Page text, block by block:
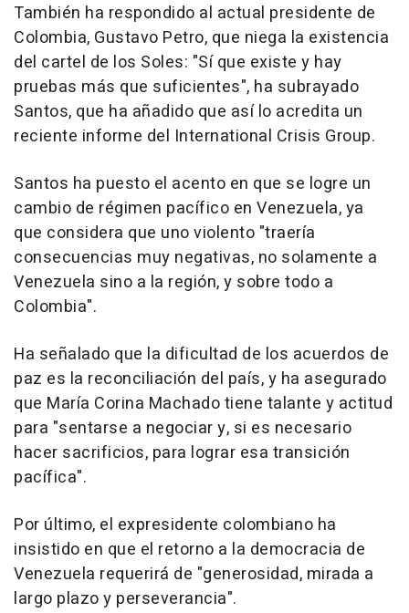
También ha respondido al actual presidente de
Colombia, Gustavo Petro, que niega la existencia
del cartel de los Soles: "Sí que existe y hay
pruebas más que suficientes", ha subrayado
Santos, que ha añadido que así lo acredita un
reciente informe del International Crisis Group.
Santos ha puesto el acento en que se logre un
cambio de régimen pacífico en Venezuela, ya
que considera que uno violento "traería
consecuencias muy negativas, no solamente a
Venezuela sino a la región, y sobre todo a
Colombia".
Ha señalado que la dificultad de los acuerdos de
paz es la reconciliación del país, y ha asegurado
que María Corina Machado tiene talante y actitud
para "sentarse a negociar y, si es necesario
hacer sacrificios, para lograr esa transición
pacífica".
Por último, el expresidente colombiano ha
insistido en que el retorno a la democracia de
Venezuela requerirá de "generosidad, mirada a
largo plazo y perseverancia".